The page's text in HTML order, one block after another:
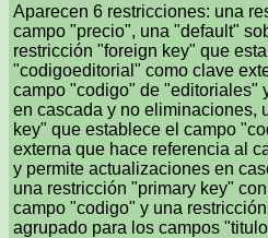
Aparecen 6 restricciones: una
campo "precio", una "default"
restricción "foreign key" que
"codigoeditorial" como clave
campo "codigo" de "editoriales"
en cascada y no eliminaciones,
key" que establece el campo
externa que hace referencia al
y permite actualizaciones en
una restricción "primary key"
campo "codigo" y una
agrupado para los campos